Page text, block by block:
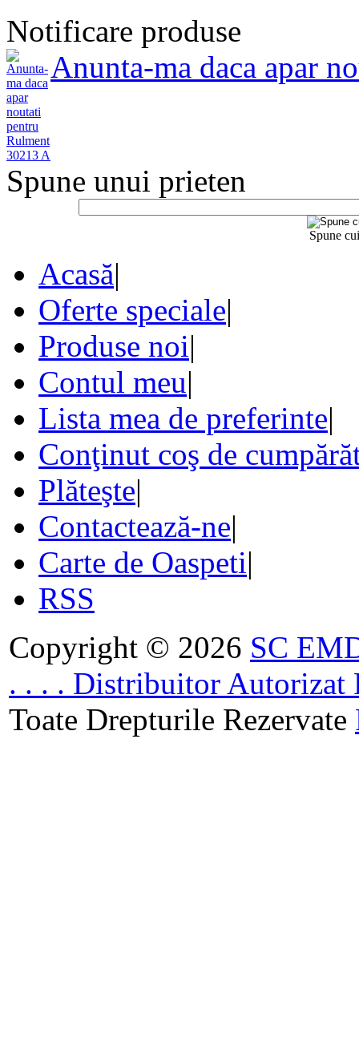
Notificare produse
Anunta-ma daca apar
Spune unui prieten
Spune
Acasă|
Oferte speciale|
Produse noi|
Contul meu|
Lista mea de preferinte|
Conţinut coş de
Plăteşte|
Contactează-ne|
Carte de Oaspeti|
RSS
Copyright © 2026 SC
. . . . Distribuitor Autorizat
Toate Drepturile Rezervate